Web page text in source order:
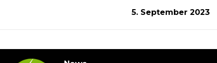
5. September 2023